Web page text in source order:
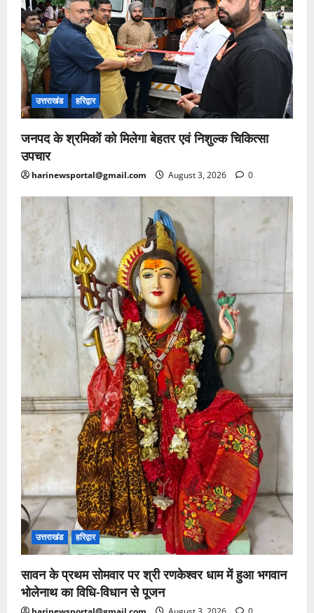
उत्तराखंड हरिद्वार
जनपद के श्रमिकों को मिलेगा बेहतर एवं निशुल्क चिकित्सा
उपचार
harinewsportal@gmail.com August 3, 2026 0
उत्तराखंड हरिद्वार
सावन के प्रथम सोमवार पर श्री रणकेश्वर धाम में हुआ भगवान
भोलेनाथ का विधि-विधान से पूजन